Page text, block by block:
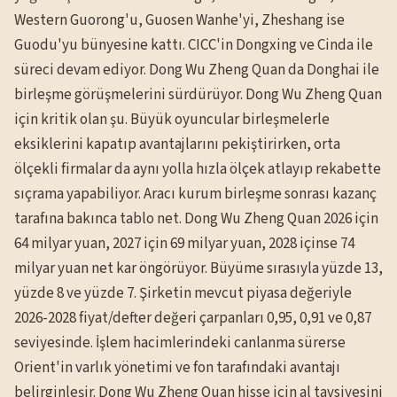
Western Guorong'u, Guosen Wanhe'yi, Zheshang ise
Guodu'yu bünyesine kattı. CICC'in Dongxing ve Cinda ile
süreci devam ediyor. Dong Wu Zheng Quan da Donghai ile
birleşme görüşmelerini sürdürüyor. Dong Wu Zheng Quan
için kritik olan şu. Büyük oyuncular birleşmelerle
eksiklerini kapatıp avantajlarını pekiştirirken, orta
ölçekli firmalar da aynı yolla hızla ölçek atlayıp rekabette
sıçrama yapabiliyor. Aracı kurum birleşme sonrası kazanç
tarafına bakınca tablo net. Dong Wu Zheng Quan 2026 için
64 milyar yuan, 2027 için 69 milyar yuan, 2028 içinse 74
milyar yuan net kar öngörüyor. Büyüme sırasıyla yüzde 13,
yüzde 8 ve yüzde 7. Şirketin mevcut piyasa değeriyle
2026-2028 fiyat/defter değeri çarpanları 0,95, 0,91 ve 0,87
seviyesinde. İşlem hacimlerindeki canlanma sürerse
Orient'in varlık yönetimi ve fon tarafındaki avantajı
belirginleşir. Dong Wu Zheng Quan hisse için al tavsiyesini